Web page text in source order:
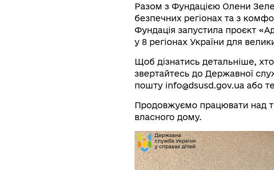
Разом з Фундацією Олени
безпечних регіонах та з
Фундація запустила проєкт
у 8 регіонах України для
Щоб дізнатись детальніше,
звертайтесь до Державної
пошту info@dsusd.gov.ua або
Продовжуємо працювати над
власного дому.